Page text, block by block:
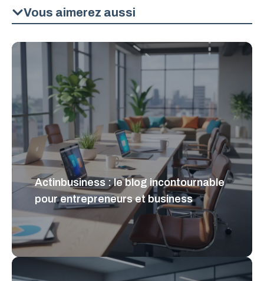
Vous aimerez aussi
Actinbusiness : le blog incontournable
pour entrepreneurs et business